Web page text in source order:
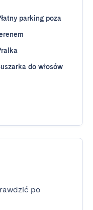
parking poza
do włosów
po